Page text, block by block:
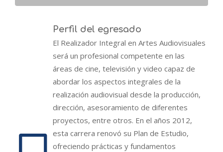
Perfil del egresado
El Realizador Integral en Artes Audiovisuales
será un profesional competente en las
áreas de cine, televisión y video capaz de
abordar los aspectos integrales de la
realización audiovisual desde la producción,
dirección, asesoramiento de diferentes
proyectos, entre otros. En el años 2012,
esta carrera renovó su Plan de Estudio,
ofreciendo prácticas y fundamentos